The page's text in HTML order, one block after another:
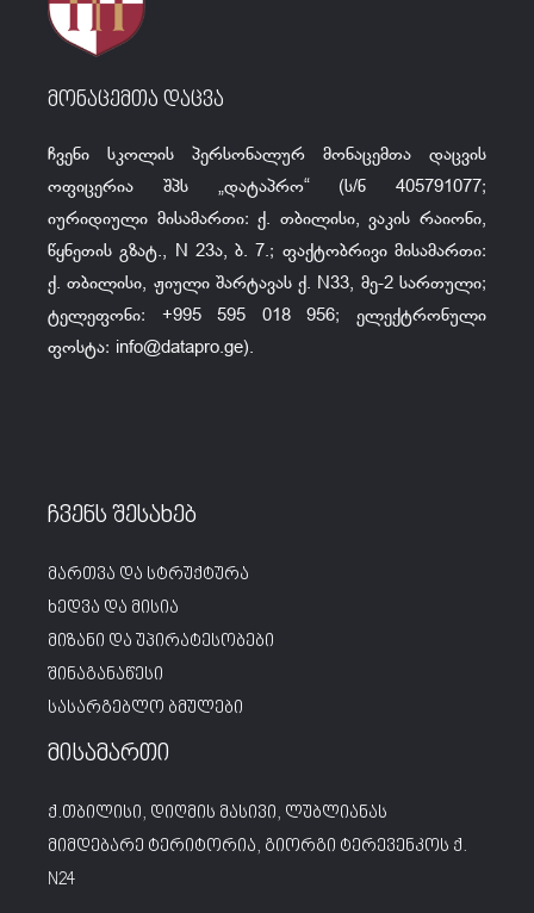
მონაცემთა დაცვა
ჩვენი სკოლის პერსონალურ მონაცემთა დაცვის
ოფიცერია შპს „დატაპრო“ (ს/ნ 405791077;
იურიდიული მისამართი: ქ. თბილისი, ვაკის რაიონი,
წყნეთის გზატ., N 23ა, ბ. 7.; ფაქტობრივი მისამართი:
ქ. თბილისი, ჟიული შარტავას ქ. N33, მე-2 სართული;
ტელეფონი: +995 595 018 956; ელექტრონული
ფოსტა: info@datapro.ge).
ჩვენს შესახებ
მართვა და სტრუქტურა
ხედვა და მისია
მიზანი და უპირატესობები
შინაგანაწესი
სასარგებლო ბმულები
მისამართი
ქ.თბილისი, დიღმის მასივი, ლუბლიანას
მიმდებარე ტერიტორია, გიორგი ტერევენკოს ქ.
N24